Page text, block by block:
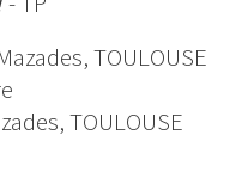
TOULOUSE
TOULOUSE